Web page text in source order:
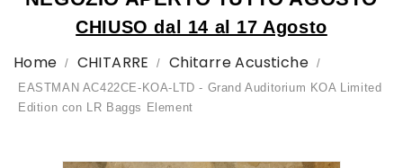
CHIUSO dal 14 al 17 Agosto
Home CHITARRE Chitarre Acustiche
EASTMAN AC422CE-KOA-LTD - Grand Auditorium KOA Limited
Edition con LR Baggs Element